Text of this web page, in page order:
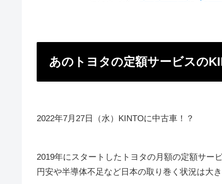
あのトヨタの定額サービスの
2022年7月27日（水）KINTOに中古車！？
2019年にスタートしたトヨタの月額の定額サー
円安や半導体不足など日本の取り巻く状況は大